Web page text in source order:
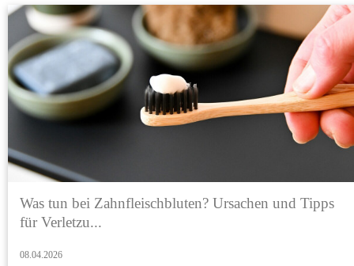
Was tun bei Zahnfleischbluten? Ursachen und Tipps
für Verletzu...
08.04.2026